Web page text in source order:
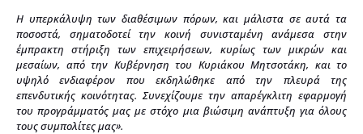
Η υπερκάλυψη των διαθέσιμων πόρων, και μάλιστα σε αυτά τα
ποσοστά, σηματοδοτεί την κοινή συνισταμένη ανάμεσα στην
έμπρακτη στήριξη των επιχειρήσεων, κυρίως των μικρών και
μεσαίων, από την Κυβέρνηση του Κυριάκου Μητσοτάκη, και το
υψηλό ενδιαφέρον που εκδηλώθηκε από την πλευρά της
επενδυτικής κοινότητας. Συνεχίζουμε την απαρέγκλιτη εφαρμογή
του προγράμματός μας με στόχο μια βιώσιμη ανάπτυξη για όλους
τους συμπολίτες μας».